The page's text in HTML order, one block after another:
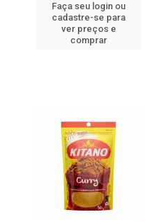
Faça seu login ou
cadastre-se para
ver preços e
comprar